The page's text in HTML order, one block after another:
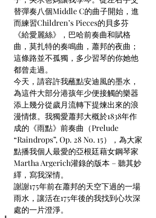
替彈奏八個Middle C的曲子開始，進
而練習Children’s Pieces的貝多芬
《給愛麗絲》，巴哈前奏曲和賦格
曲，莫扎特的奏鳴曲，蕭邦的夜曲；
這條路並不孤獨，多少習琴的你她他
都曾走過。
今天，請容許我蘸點安迪風的墨水，
為這件大部分港孩年少便接觸的樂器
添上幾分從歲月流轉下提煉出來的浪
漫情懷。我獨愛蕭邦大概於1838年作
成的《雨點》前奏曲（Prelude
“Raindrops”, Op. 28 No. 15），為大家
點播我個人最愛的亞根廷藉女鋼琴家
Martha Argerich灌錄的版本 – 聽其妙
繹，寫我深情。
謝謝175年前在蕭邦的天空下過的一場
雨水，讓活在175年後的我找到心坎深
處的一片澄淨。